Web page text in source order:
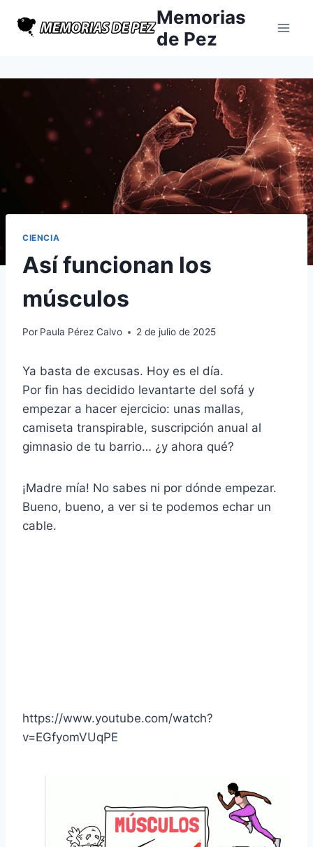
Memorias
de Pez
CIENCIA
Así funcionan los
músculos
Por Paula Pérez Calvo 2 de julio de 2025
Ya basta de excusas. Hoy es el día.
Por fin has decidido levantarte del sofá y
empezar a hacer ejercicio: unas mallas,
camiseta transpirable, suscripción anual al
gimnasio de tu barrio… ¿y ahora qué?
¡Madre mía! No sabes ni por dónde empezar.
Bueno, bueno, a ver si te podemos echar un
cable.
https://www.youtube.com/watch?
v=EGfyomVUqPE